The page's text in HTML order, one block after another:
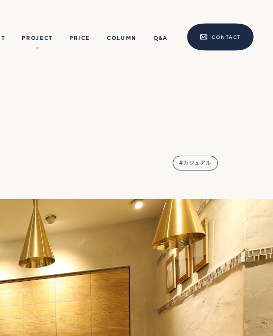
PROJECT PRICE COLUMN Q&A CONTACT
#カジュアル